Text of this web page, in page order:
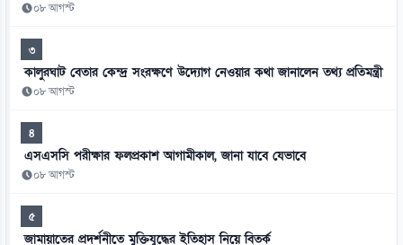
০৮ আগস্ট
৩
কালুরঘাট বেতার কেন্দ্র সংরক্ষণে উদ্যোগ নেওয়ার কথা জানালেন তথ্য প্রতিমন্ত্রী
০৮ আগস্ট
৪
এসএসসি পরীক্ষার ফলপ্রকাশ আগামীকাল, জানা যাবে যেভাবে
০৮ আগস্ট
৫
জামায়াতের প্রদর্শনীতে মুক্তিযুদ্ধের ইতিহাস নিয়ে বিতর্ক